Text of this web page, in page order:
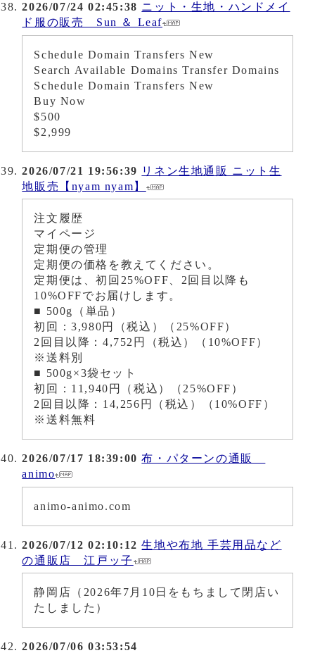
2026/07/24 02:45:38 ニット・生地・ハンドメイ
ド服の販売 Sun ＆ Leaf
Schedule Domain Transfers New
Search Available Domains Transfer Domains
Schedule Domain Transfers New
Buy Now
$500
$2,999
2026/07/21 19:56:39 リネン生地通販 ニット生
地販売【nyam nyam】
注文履歴
マイページ
定期便の管理
定期便の価格を教えてください。
定期便は、初回25%OFF、2回目以降も
10%OFFでお届けします。
■ 500g（単品）
初回：3,980円（税込）（25%OFF）
2回目以降：4,752円（税込）（10%OFF）
※送料別
■ 500g×3袋セット
初回：11,940円（税込）（25%OFF）
2回目以降：14,256円（税込）（10%OFF）
※送料無料
2026/07/17 18:39:00 布・パターンの通販
animo
animo-animo.com
2026/07/12 02:10:12 生地や布地 手芸用品など
の通販店 江戸ッ子
静岡店（2026年7月10日をもちまして閉店い
たしました）
2026/07/06 03:53:54